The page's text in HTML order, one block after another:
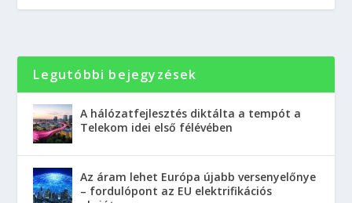
Legutóbbi bejegyzések
A hálózatfejlesztés diktálta a tempót a
Telekom idei első félévében
Az áram lehet Európa újabb versenyelőnye
– fordulópont az EU elektrifikációs